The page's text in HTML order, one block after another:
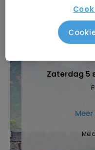
Zaterdag 5